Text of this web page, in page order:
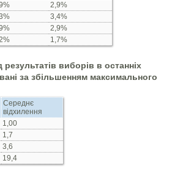
2,9%
3,4%
2,9%
1,7%
виборів в останніх
за збільшенням максимального
Середнє
відхилення
1,00
1,7
3,6
19,4